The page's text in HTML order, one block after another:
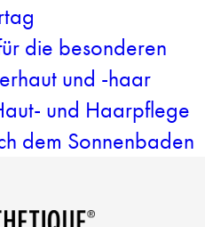
die besonderen
und -haar
und Haarpflege
dem Sonnenbaden